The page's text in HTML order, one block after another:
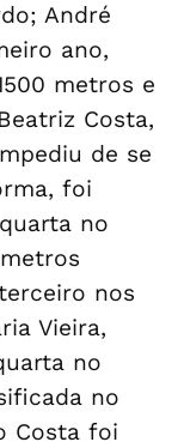
André
ano,
metros e
Costa,
de se
foi
no
nos
Vieira,
no
no
Costa foi